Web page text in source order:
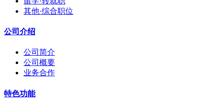
其他·综合职位
公司介绍
公司简介
公司概要
业务合作
特色功能